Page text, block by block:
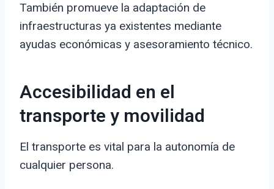
También promueve la adaptación de
infraestructuras ya existentes mediante
ayudas económicas y asesoramiento técnico.
Accesibilidad en el
transporte y movilidad
El transporte es vital para la autonomía de
cualquier persona.